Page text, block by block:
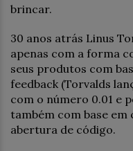
brincar.
30 anos atrás Linus
apenas com a forma
seus produtos com
feedback (Torvalds
com o número 0.01 e
também com base
abertura de código.